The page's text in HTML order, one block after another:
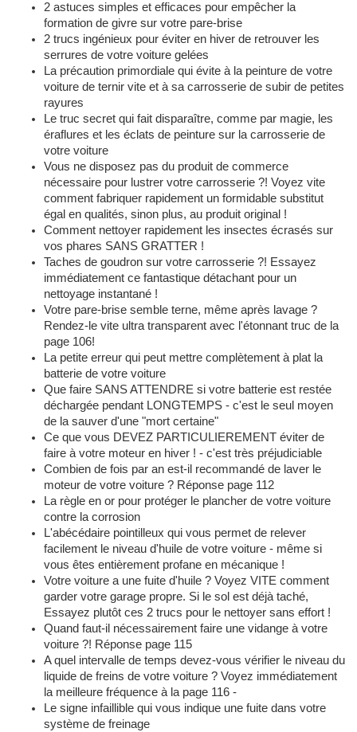
2 astuces simples et efficaces pour empêcher la
formation de givre sur votre pare-brise
2 trucs ingénieux pour éviter en hiver de retrouver les
serrures de votre voiture gelées
La précaution primordiale qui évite à la peinture de votre
voiture de ternir vite et à sa carrosserie de subir de petites
rayures
Le truc secret qui fait disparaître, comme par magie, les
éraflures et les éclats de peinture sur la carrosserie de
votre voiture
Vous ne disposez pas du produit de commerce
nécessaire pour lustrer votre carrosserie ?! Voyez vite
comment fabriquer rapidement un formidable substitut
égal en qualités, sinon plus, au produit original !
Comment nettoyer rapidement les insectes écrasés sur
vos phares SANS GRATTER !
Taches de goudron sur votre carrosserie ?! Essayez
immédiatement ce fantastique détachant pour un
nettoyage instantané !
Votre pare-brise semble terne, même après lavage ?
Rendez-le vite ultra transparent avec l'étonnant truc de la
page 106!
La petite erreur qui peut mettre complètement à plat la
batterie de votre voiture
Que faire SANS ATTENDRE si votre batterie est restée
déchargée pendant LONGTEMPS - c'est le seul moyen
de la sauver d'une "mort certaine"
Ce que vous DEVEZ PARTICULIEREMENT éviter de
faire à votre moteur en hiver ! - c'est très préjudiciable
Combien de fois par an est-il recommandé de laver le
moteur de votre voiture ? Réponse page 112
La règle en or pour protéger le plancher de votre voiture
contre la corrosion
L'abécédaire pointilleux qui vous permet de relever
facilement le niveau d'huile de votre voiture - même si
vous êtes entièrement profane en mécanique !
Votre voiture a une fuite d'huile ? Voyez VITE comment
garder votre garage propre. Si le sol est déjà taché,
Essayez plutôt ces 2 trucs pour le nettoyer sans effort !
Quand faut-il nécessairement faire une vidange à votre
voiture ?! Réponse page 115
A quel intervalle de temps devez-vous vérifier le niveau du
liquide de freins de votre voiture ? Voyez immédiatement
la meilleure fréquence à la page 116 -
Le signe infaillible qui vous indique une fuite dans votre
système de freinage